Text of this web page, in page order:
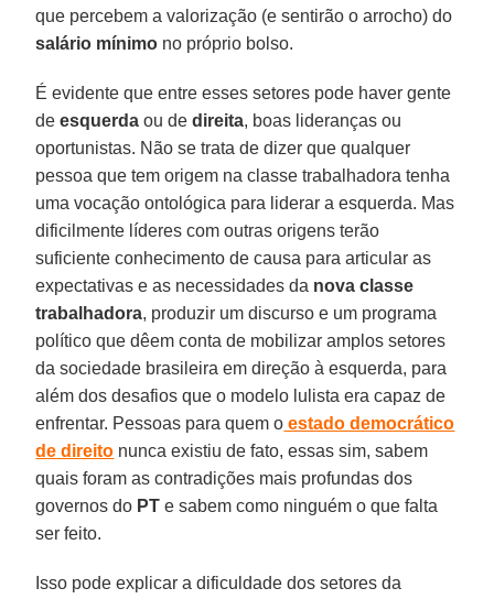
que percebem a valorização (e sentirão o arrocho) do
salário mínimo no próprio bolso.
É evidente que entre esses setores pode haver gente
deesquerda ou dedireita, boas lideranças ou
oportunistas. Não se trata de dizer que qualquer
pessoa que tem origem na classe trabalhadora tenha
uma vocação ontológica para liderar a esquerda. Mas
dificilmente líderes com outras origens terão
suficiente conhecimento de causa para articular as
expectativas e as necessidades da nova classe
trabalhadora, produzir um discurso e um programa
político que dêem conta de mobilizar amplos setores
da sociedade brasileira em direção à esquerda, para
além dos desafios que o modelo lulista era capaz de
enfrentar. Pessoas para quem o estado democrático
de direito nunca existiu de fato, essas sim, sabem
quais foram as contradições mais profundas dos
governos do PT e sabem como ninguém o que falta
ser feito.
Isso pode explicar a dificuldade dos setores da